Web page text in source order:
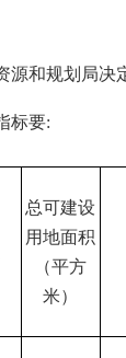
和规划局决
标要:
总可建设
用地面积
（平方
米）